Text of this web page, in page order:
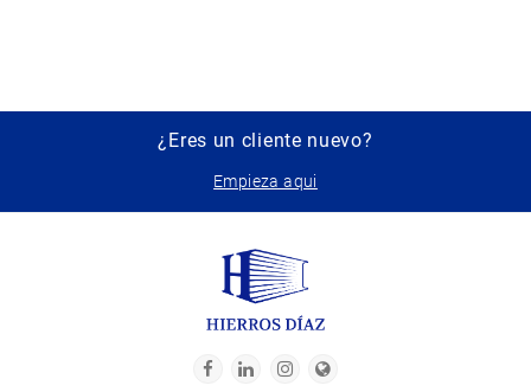
¿Eres un cliente nuevo?
Empieza aqui